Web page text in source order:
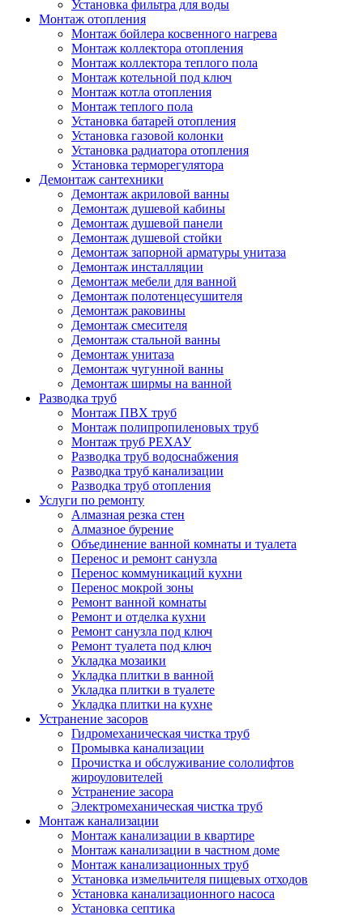
Установка фильтра для воды
Монтаж отопления
Монтаж бойлера косвенного нагрева
Монтаж коллектора отопления
Монтаж коллектора теплого пола
Монтаж котельной под ключ
Монтаж котла отопления
Монтаж теплого пола
Установка батарей отопления
Установка газовой колонки
Установка радиатора отопления
Установка терморегулятора
Демонтаж сантехники
Демонтаж акриловой ванны
Демонтаж душевой кабины
Демонтаж душевой панели
Демонтаж душевой стойки
Демонтаж запорной арматуры унитаза
Демонтаж инсталляции
Демонтаж мебели для ванной
Демонтаж полотенцесушителя
Демонтаж раковины
Демонтаж смесителя
Демонтаж стальной ванны
Демонтаж унитаза
Демонтаж чугунной ванны
Демонтаж ширмы на ванной
Разводка труб
Монтаж ПВХ труб
Монтаж полипропиленовых труб
Монтаж труб РЕХАУ
Разводка труб водоснабжения
Разводка труб канализации
Разводка труб отопления
Услуги по ремонту
Алмазная резка стен
Алмазное бурение
Объединение ванной комнаты и туалета
Перенос и ремонт санузла
Перенос коммуникаций кухни
Перенос мокрой зоны
Ремонт ванной комнаты
Ремонт и отделка кухни
Ремонт санузла под ключ
Ремонт туалета под ключ
Укладка мозаики
Укладка плитки в ванной
Укладка плитки в туалете
Укладка плитки на кухне
Устранение засоров
Гидромеханическая чистка труб
Промывка канализации
Прочистка и обслуживание сололифтов
жироуловителей
Устранение засора
Электромеханическая чистка труб
Монтаж канализации
Монтаж канализации в квартире
Монтаж канализации в частном доме
Монтаж канализационных труб
Установка измельчителя пищевых отходов
Установка канализационного насоса
Установка септика